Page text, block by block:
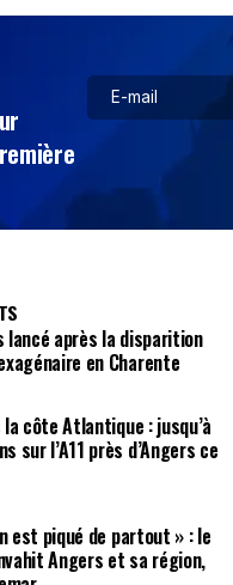
lancé après la disparition
en Charente
côte Atlantique : jusqu’à
sur l’A11 près d’Angers ce
est piqué de partout » : le
Angers et sa région,